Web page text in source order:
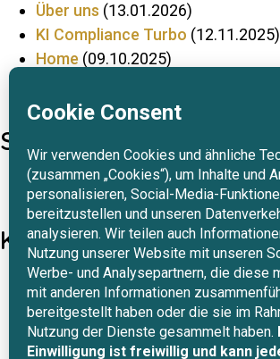
Über uns (13.01.2026)
KI Com­pli­ance Turbo (12.11.2025)
Home (09.10.2025)
KI-Si­cher­heits-Check
Schwebende Elemente
AI-Com­pass(25.03.2026)
Con­sul­ta­tion
(09.10.2025)
Kategorien
All­ge­mein
Da­ten­schutz
Di­gi­tale Souveränität
DSGVO